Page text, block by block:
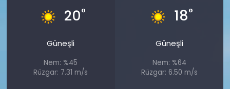
20°
Güneşli
Nem: %45
Rüzgar: 7.31 m/s
18°
Güneşli
Nem: %64
Rüzgar: 6.50 m/s